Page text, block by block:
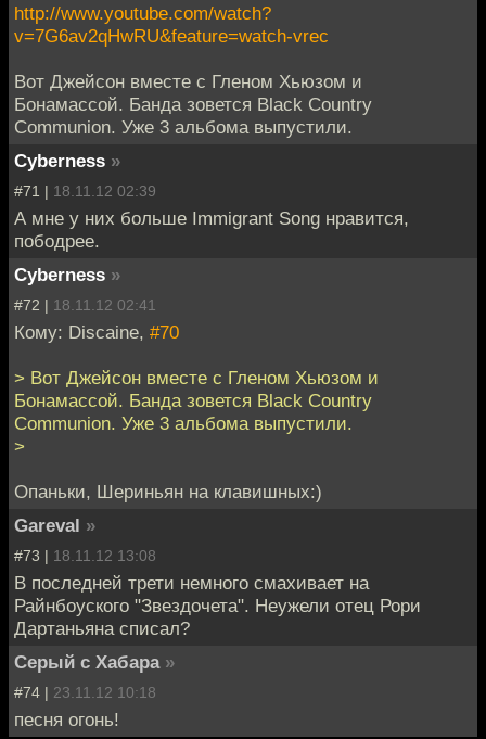
http://www.youtube.com/watch?
v=7G6av2qHwRU&feature=watch-vrec
Вот Джейсон вместе с Гленом Хьюзом и
Бонамассой. Банда зовется Black Country
Communion. Уже 3 альбома выпустили.
Cyberness »
#71 | 18.11.12 02:39
А мне у них больше Immigrant Song нравится,
пободрее.
Cyberness »
#72 | 18.11.12 02:41
Кому: Discaine, #70
> Вот Джейсон вместе с Гленом Хьюзом и
Бонамассой. Банда зовется Black Country
Communion. Уже 3 альбома выпустили.
>
Опаньки, Шериньян на клавишных:)
Gareval »
#73 | 18.11.12 13:08
В последней трети немного смахивает на
Райнбоуского "Звездочета". Неужели отец Рори
Дартаньяна списал?
Серый с Хабара »
#74 | 23.11.12 10:18
песня огонь!